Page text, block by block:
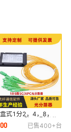
式1分2，4，8，
，64路SC型光分
盒式设计光无源
00 已售400+台